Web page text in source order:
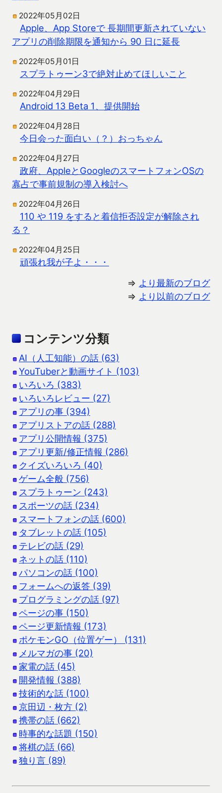
2022年05月02日
Apple、App Storeで 長期間更新されていない
アプリの削除期限を通知から 90 日に延長
2022年05月01日
スプラトゥーン3で絶対止めてほしいこと
2022年04月29日
Android 13 Beta 1、提供開始
2022年04月28日
今日会った面白い（？）おっちゃん
2022年04月27日
政府、AppleとGoogleのスマートフォンOSの
寡占で事前規制の導入検討へ
2022年04月26日
110 や 119 をすると着信拒否設定が解除され
る？
2022年04月25日
頑張れ我が子よ・・・
⇒ より最新のブログ
⇒ より以前のブログ
コンテンツ分類
AI（人工知能）の話 (63)
YouTuberと動画サイト (103)
いろいろ (383)
いろいろレビュー (27)
アプリの事 (394)
アプリストアの話 (288)
アプリ公開情報 (375)
アプリ更新/修正情報 (286)
クイズいろいろ (40)
ゲーム全般 (756)
スプラトゥーン (243)
スポーツの話 (234)
スマートフォンの話 (600)
タブレットの話 (105)
テレビの話 (29)
ネットの話 (110)
パソコンの話 (100)
フォームへの返答 (39)
プログラミングの話 (97)
ページの事 (150)
ページ更新情報 (173)
ポケモンGO（位置ゲー） (131)
メルマガの事 (20)
家電の話 (45)
開発情報 (388)
技術的な話 (100)
京田辺・枚方 (2)
携帯の話 (662)
時事的な話題 (150)
将棋の話 (66)
独り言 (89)